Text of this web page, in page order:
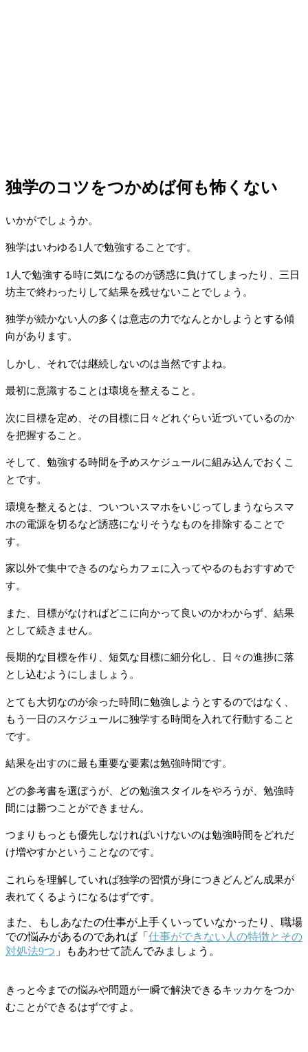
独学のコツをつかめば何も怖くない
いかがでしょうか。
独学はいわゆる1人で勉強することです。
1人で勉強する時に気になるのが誘惑に負けてしまったり、三日
坊主で終わったりして結果を残せないことでしょう。
独学が続かない人の多くは意志の力でなんとかしようとする傾
向があります。
しかし、それでは継続しないのは当然ですよね。
最初に意識することは環境を整えること。
次に目標を定め、その目標に日々どれぐらい近づいているのか
を把握すること。
そして、勉強する時間を予めスケジュールに組み込んでおくこ
とです。
環境を整えるとは、ついついスマホをいじってしまうならスマ
ホの電源を切るなど誘惑になりそうなものを排除することで
す。
家以外で集中できるのならカフェに入ってやるのもおすすめで
す。
また、目標がなければどこに向かって良いのかわからず、結果
として続きません。
長期的な目標を作り、短気な目標に細分化し、日々の進捗に落
とし込むようにしましょう。
とても大切なのが余った時間に勉強しようとするのではなく、
もう一日のスケジュールに独学する時間を入れて行動すること
です。
結果を出すのに最も重要な要素は勉強時間です。
どの参考書を選ぼうが、どの勉強スタイルをやろうが、勉強時
間には勝つことができません。
つまりもっとも優先しなければいけないのは勉強時間をどれだ
け増やすかということなのです。
これらを理解していれば独学の習慣が身につきどんどん成果が
表れてくるようになるはずです。
また、もしあなたの仕事が上手くいっていなかったり、職場
での悩みがあるのであれば「 仕事ができない人の特徴とその
対処法9つ 」もあわせて読んでみましょう。
きっと今までの悩みや問題が一瞬で解決できるキッカケをつか
むことができるはずですよ。